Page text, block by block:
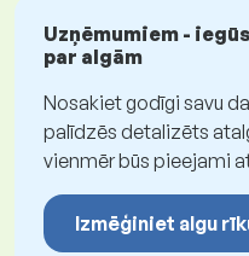
Uzņēmumiem -
par algām
Nosakiet godīgi savu
palīdzēs detalizēts
vienmēr būs pieejami
Izmēģiniet algu